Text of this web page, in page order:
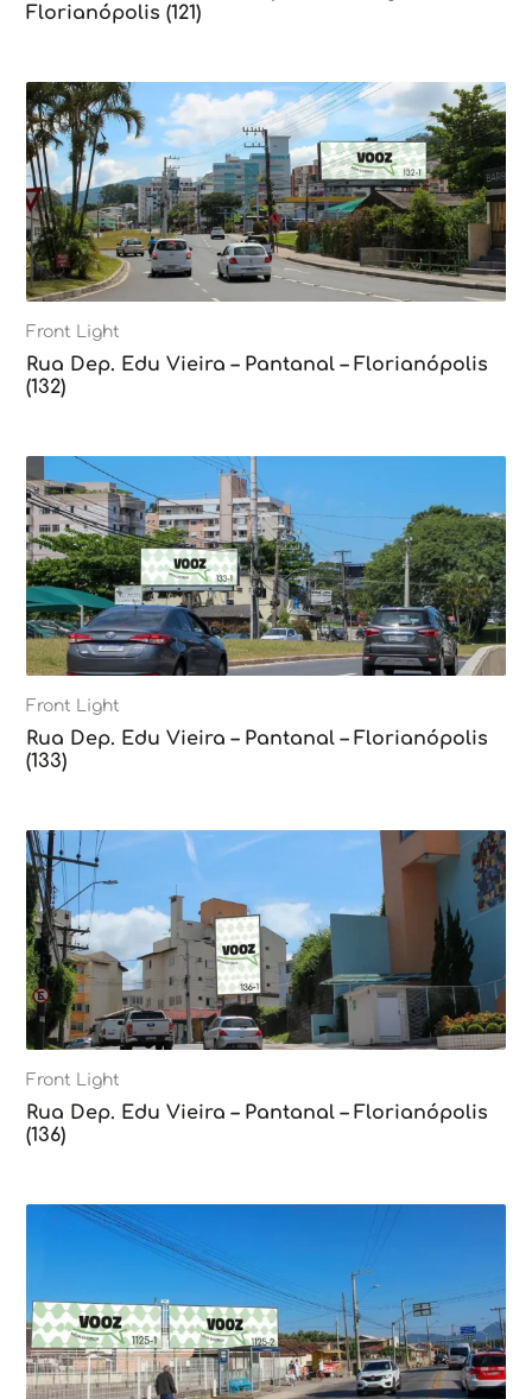
Florianópolis (121)
Front Light
Rua Dep. Edu Vieira – Pantanal – Florianópolis
(132)
Front Light
Rua Dep. Edu Vieira – Pantanal – Florianópolis
(133)
Front Light
Rua Dep. Edu Vieira – Pantanal – Florianópolis
(136)